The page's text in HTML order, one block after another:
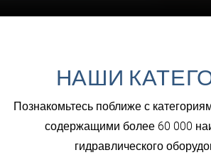
НАШИ
Познакомьтесь поближе с
содержащими более 60 000
гидравлического